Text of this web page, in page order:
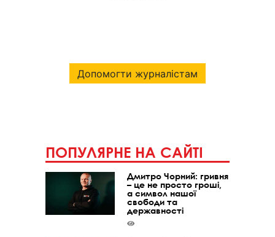
Допомогти журналістам
ПОПУЛЯРНЕ НА САЙТІ
Дмитро Чорний: гривня
– це не просто гроші,
а символ нашої
свободи та
державності